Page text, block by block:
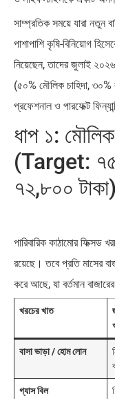
সাম্প্রতিক সময়ে যারা নতুন
পাশাপাশি কৃষি-বিনিয়োগ
নিয়েছেন, তাদের জুলাই
(৫০% মৌলিক চাহিদা, ৩০%
প্রফেশনাল ও পারফেক্ট
ধাপ ১:
(Target:
৭২,৮০০ টাকা)
পারিবারিক কাঠামোর ফিক্সড
রয়েছে। তবে প্রতি মাসের
করে আছে, যা বর্তমান
খরচের খাত
বাসা ভাড়া / হোম লোন
গ্যাস বিল